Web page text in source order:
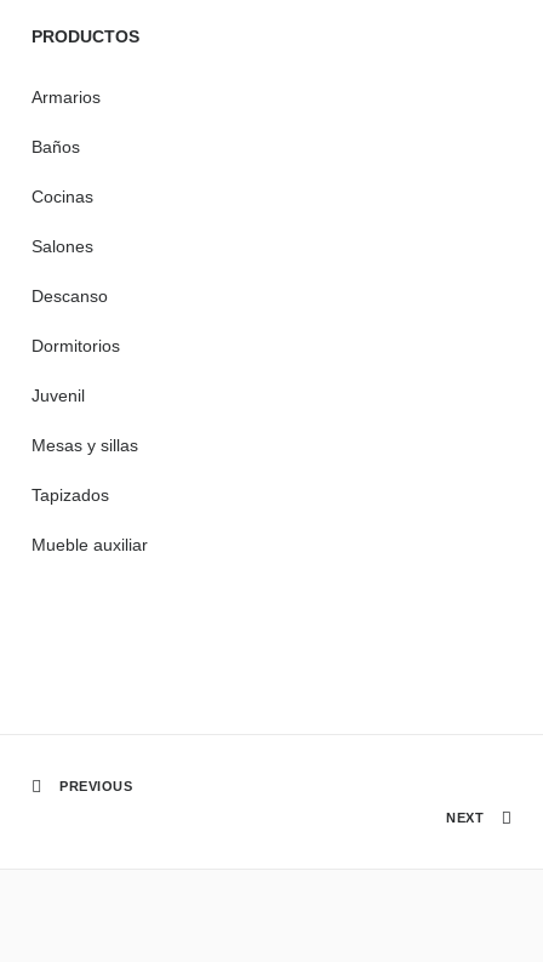
PRODUCTOS
Armarios
Baños
Cocinas
Salones
Descanso
Dormitorios
Juvenil
Mesas y sillas
Tapizados
Mueble auxiliar
PREVIOUS
NEXT